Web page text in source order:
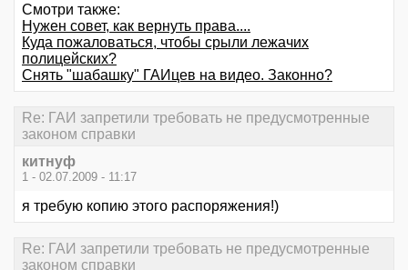
Смотри также:
Нужен совет, как вернуть права....
Куда пожаловаться, чтобы срыли лежачих
полицейских?
Снять "шабашку" ГАИцев на видео. Законно?
Re: ГАИ запретили требовать не предусмотренные
законом справки
китнуф
1 - 02.07.2009 - 11:17
я требую копию этого распоряжения!)
Re: ГАИ запретили требовать не предусмотренные
законом справки